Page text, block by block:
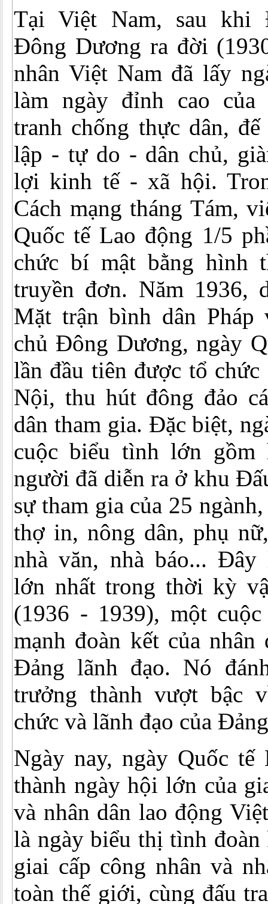
Tại Việt Nam, sau khi
Đông Dương ra đời
nhân Việt Nam đã lấy
làm ngày đỉnh cao của
tranh chống thực dân,
lập - tự do - dân chủ,
lợi kinh tế - xã hội.
Cách mạng tháng Tám,
Quốc tế Lao động 1/5
chức bí mật bằng hình
truyền đơn. Năm 1936,
Mặt trận bình dân Pháp
chủ Đông Dương, ngày
lần đầu tiên được tổ
Nội, thu hút đông đảo
dân tham gia. Đặc biệt,
cuộc biểu tình lớn gồm
người đã diễn ra ở khu
sự tham gia của 25
thợ in, nông dân, phụ
nhà văn, nhà báo...
lớn nhất trong thời kỳ
(1936 - 1939), một
mạnh đoàn kết của
Đảng lãnh đạo. Nó
trưởng thành vượt bậc
chức và lãnh đạo của
Ngày nay, ngày Quốc
thành ngày hội lớn của
và nhân dân lao động
là ngày biểu thị tình
giai cấp công nhân và
toàn thế giới, cùng đấu